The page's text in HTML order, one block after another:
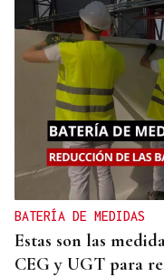
BATERÍA DE MEDIDAS
Estas son las
CEG y UGT para